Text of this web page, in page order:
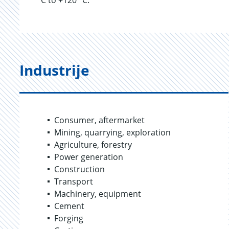
Industrije
Consumer, aftermarket
Mining, quarrying, exploration
Agriculture, forestry
Power generation
Construction
Transport
Machinery, equipment
Cement
Forging